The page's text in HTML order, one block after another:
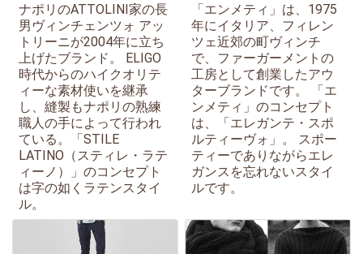
ナポリのATTOLINI家の長
男ヴィンチェンツォ アッ
トリーニが2004年に立ち
上げたブランド。 ELIGO
時代からのハイクオリテ
ィーな素材使いを継承
し、縫製もナポリの熟練
職人の手によって行われ
ている。「STILE
LATINO（スティレ・ラテ
ィーノ）」のコンセプト
は字の如くラテンスタイ
ル。
「エンメティ」は、1975
年にイタリア、フィレン
ツェ近郊の町ヴィンチ
で、ファーガーメントの
工房として創業したアウ
ターブランドです。 「エ
ンメティ」のコンセプト
は、「エレガンテ・スポ
ルティーヴォ」。 スポー
ティーでありながらエレ
ガンスを忘れないスタイ
ルです。